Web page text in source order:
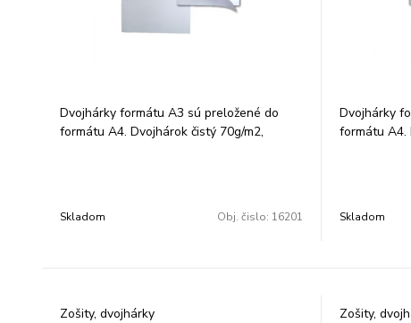
Dvojhárky formátu A3 sú preložené do
formátu A4. Dvojhárok čistý 70g/m2,
Skladom Obj. čislo: 16201
Dvojhárky
formátu A4.
Skladom
Zošity, dvojhárky Zošity,